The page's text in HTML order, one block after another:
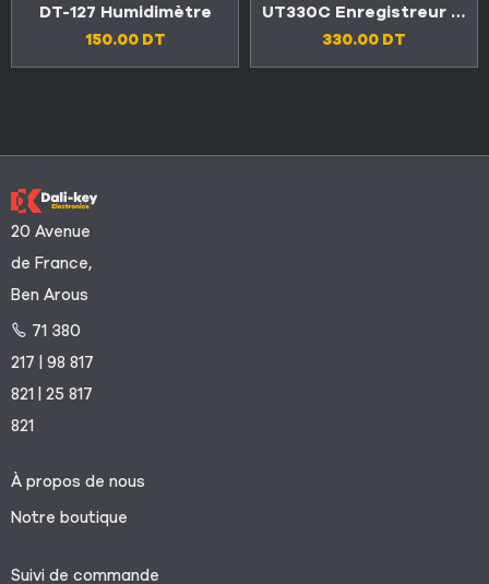
DT-127 Humidimètre
150.00 DT
UT330C Enregistreur de données USB, température, l’humidité de l’air et la pression atmosphérique
330.00 DT
20 Avenue
de France,
Ben Arous
71 380
217 | 98 817
821 | 25 817
821
À propos de nous
Notre boutique
Suivi de commande